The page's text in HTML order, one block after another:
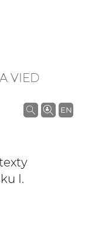
VIED
EN
V
I.